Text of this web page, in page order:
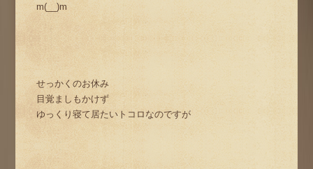
m(__)m
せっかくのお休み
目覚ましもかけず
ゆっくり寝て居たいトコロなのですが